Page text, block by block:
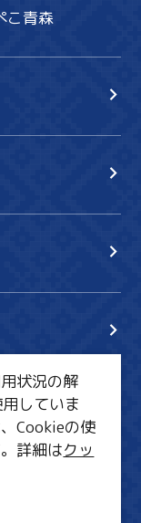
こ青森
状況の解
していま
Cookieの使
詳細はクッ